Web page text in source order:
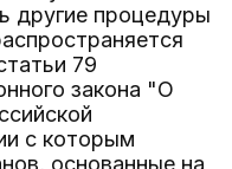
другие процедуры
79
закона "О
с которым
основанные на